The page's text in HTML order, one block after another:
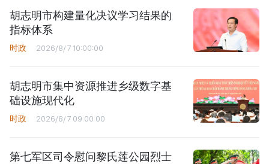
胡志明市构建量化决议学习结果的
指标体系
时政 2026/8/7 10:00:00
胡志明市集中资源推进乡级数字基
础设施现代化
时政 2026/8/7 09:00:00
第七军区司令慰问黎氏莲公园烈士